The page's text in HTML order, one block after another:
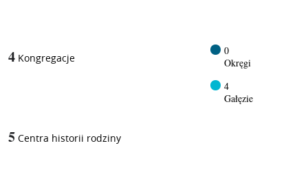
4 Kongregacje
0
Okręgi
4
Gałęzie
5 Centra historii rodziny